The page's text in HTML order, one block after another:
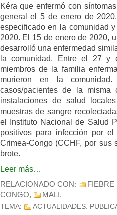
Kéra que enfermó con
general el 5 de enero de
especificado en la comunidad
2020. El 15 de enero de 2020,
desarrolló una enfermedad
la comunidad. Entre el 27
miembros de la familia
murieron en la
casos/pacientes de la misma
instalaciones de salud
muestras de sangre
el Instituto Nacional de Salud
positivos para infección por
Crimea-Congo (CCHF, por
brote.
Leer más…
RELACIONADO CON:
CONGO, MALI .
TEMA: ACTUALIDADES.